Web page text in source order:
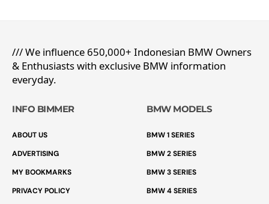
/// We influence 650,000+ Indonesian BMW Owners
& Enthusiasts with exclusive BMW information
everyday.
INFO BIMMER
ABOUT US
ADVERTISING
MY BOOKMARKS
PRIVACY POLICY
BMW MODELS
BMW 1 SERIES
BMW 2 SERIES
BMW 3 SERIES
BMW 4 SERIES